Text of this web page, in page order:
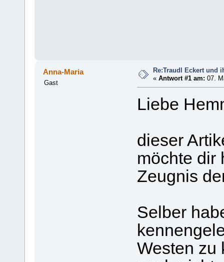
Anna-Maria
Gast
Re:Traudl Eckert und
«Antwort #1 am: 07.
Liebe
dieser
möchte dir
Zeugnis
Selber
Westen zu